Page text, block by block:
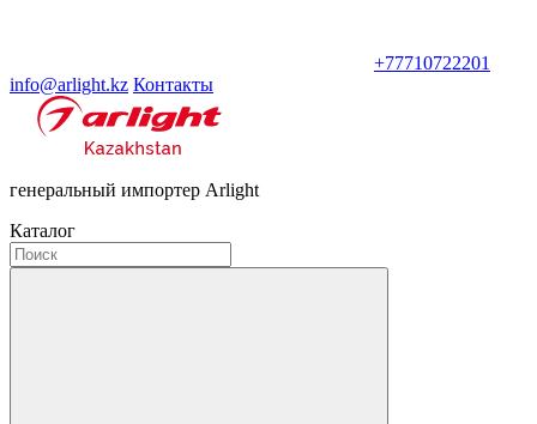
+77710722201
info@arlight.kz Контакты
генеральный импортер Arlight
Каталог